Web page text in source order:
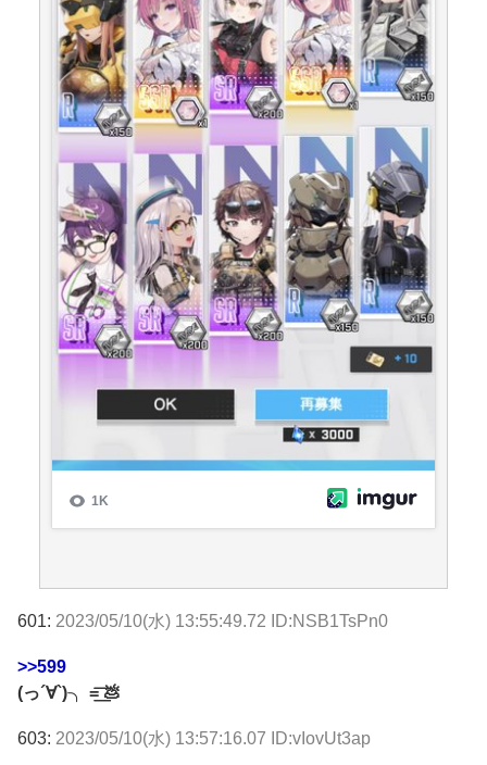
601: 2023/05/10(水) 13:55:49.72 ID:NSB1TsPn0
>>599
(っ´∀`)╮ =͟͟͞͞ 💩
603: 2023/05/10(水) 13:57:16.07 ID:vIovUt3ap